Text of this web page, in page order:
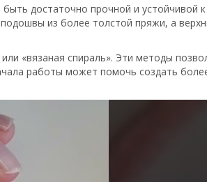
достаточно прочной и устойчивой
из более толстой пряжи, а
«вязаная спираль». Эти методы
работы может помочь создать